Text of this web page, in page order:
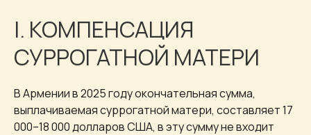
I. КОМПЕНСАЦИЯ
СУРРОГАТНОЙ МАТЕРИ
В Армении в 2025 году окончательная сумма,
выплачиваемая суррогатной матери, составляет 17
000–18 000 долларов США, в эту сумму не входит